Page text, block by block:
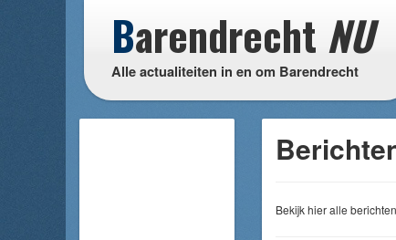
Barendrecht NU
Alle actualiteiten in en om Barendrecht
Bekijk hier alle